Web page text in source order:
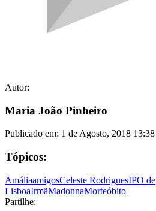
Autor:
Maria João Pinheiro
Publicado em: 1 de Agosto, 2018 13:38
Tópicos:
AmáliaamigosCeleste RodriguesIPO de
LisboaIrmãMadonnaMorteóbito
Partilhe: